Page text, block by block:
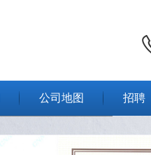
公司地图 招聘